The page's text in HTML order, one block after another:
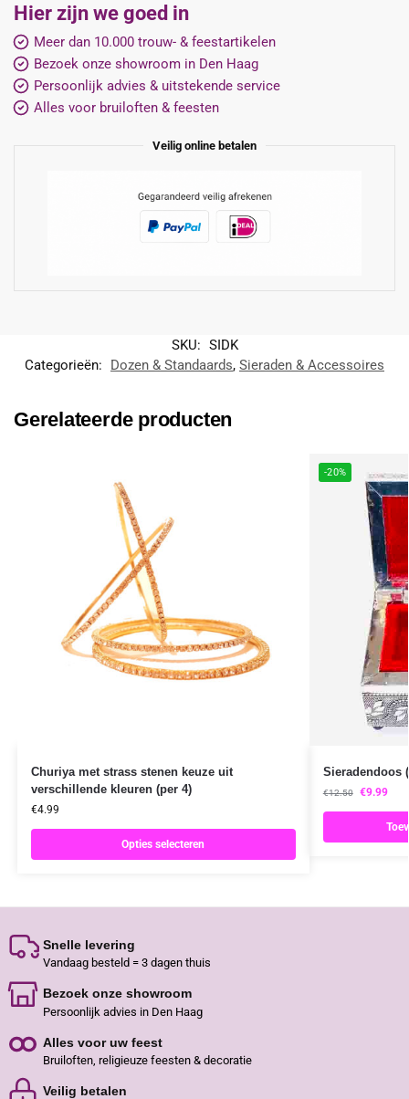
Hier zijn we goed in
Meer dan 10.000 trouw- & feestartikelen
Bezoek onze showroom in Den Haag
Persoonlijk advies & uitstekende service
Alles voor bruiloften & feesten
Veilig online betalen
SKU: SIDK
Categorieën:
Dozen & Standaards, Sieraden & Accessoires
Gerelateerde producten
Churiya met strass stenen keuze uit
verschillende kleuren (per 4)
€4.99
Opties selecteren
-20%
Sieradendoos
€12.50 €9.99
Snelle levering
Vandaag besteld = 3 dagen thuis
Bezoek onze showroom
Persoonlijk advies in Den Haag
Alles voor uw feest
Bruiloften, religieuze feesten & decoratie
Veilig betalen